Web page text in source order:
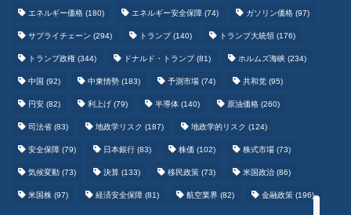
エネルギー価格 (180) エネルギー安全保障 (74) ガソリン価格 (97)
サプライチェーン (294) トランプ(140) トランプ大統領 (176)
トランプ政権 (344) ドナルド・トランプ(81) ホルムズ海峡 (234)
中国 (92) 中東情勢 (183) 予測市場 (74) 共和党 (95)
円安 (82) 利上げ (79) 半導体 (140) 原油価格 (260)
司法省 (83) 地政学リスク (187) 地政学的リスク (124)
安全保障 (79) 日本銀行 (83) 株価 (102) 株式市場 (73)
気候変動 (73) 決算 (133) 移民政策 (73) 米国政治 (86)
米国株 (97) 経済安全保障 (81) 航空業界 (82) 金融政策 (196)
野球まとめ
サッカーまとめ